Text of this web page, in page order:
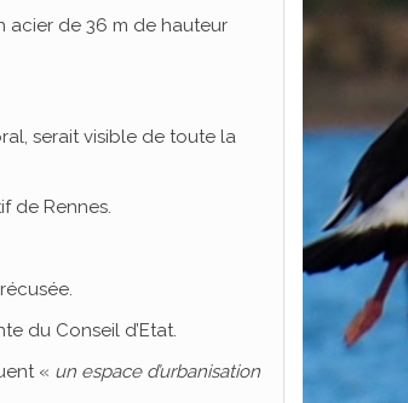
acier de 36 m de hauteur
serait visible de toute la
de Rennes.
du Conseil d’Etat.
« un espace d’urbanisation